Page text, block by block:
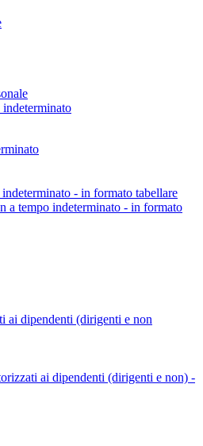
indeterminato
- in formato tabellare
a tempo indeterminato - in formato
ai dipendenti (dirigenti e non
ai dipendenti (dirigenti e non) -